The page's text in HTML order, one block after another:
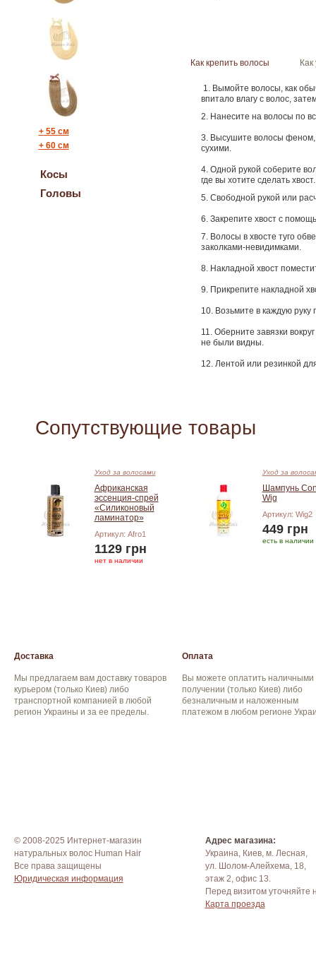
+55 cм
+60 см
Косы
Головы
Как крепить волосы
1. Вымойте волосы, как
впитало влагу с волос,
2. Нанесите на волосы по
3. Высушите волосы феном,
сухими.
4. Одной рукой соберите
где вы хотите сделать хвост.
5. Свободной рукой или
6. Закрепите хвост с
7. Волосы в хвосте туго
заколками-невидимками.
8. Накладной хвост
9. Прикрепите накладной
10. Возьмите в каждую руку
11. Оберните завязки
не были видны.
12. Лентой или резинкой
Сопутствующие товары
Уход за волосами
Африканская
эссенция-спрей
«Силиконовый
ламинатор»
Артикул: Afro1
1129 грн
нет в наличии
Уход за
Шампунь
Wig
Артикул: Wig2
449 грн
есть в наличии
Доставка
Мы предлагаем вам доставку товаров
курьером (только Киев) либо
транспортной компанией в любой
регион Украины и за ее пределы.
Оплата
Вы можете оплатить наличными
получении (только Киев) либо
безналичным и наложенным
платежом в любом регионе
© 2008-2025 Интернет-магазин
натуральных волос Human Hair
Все права защищены
Юридическая информация
Адрес магазина:
Украина, Киев, м. Лесная,
ул. Шолом-Алейхема, 18,
этаж 2, офис 13.
Перед визитом уточняйте
Карта проезда